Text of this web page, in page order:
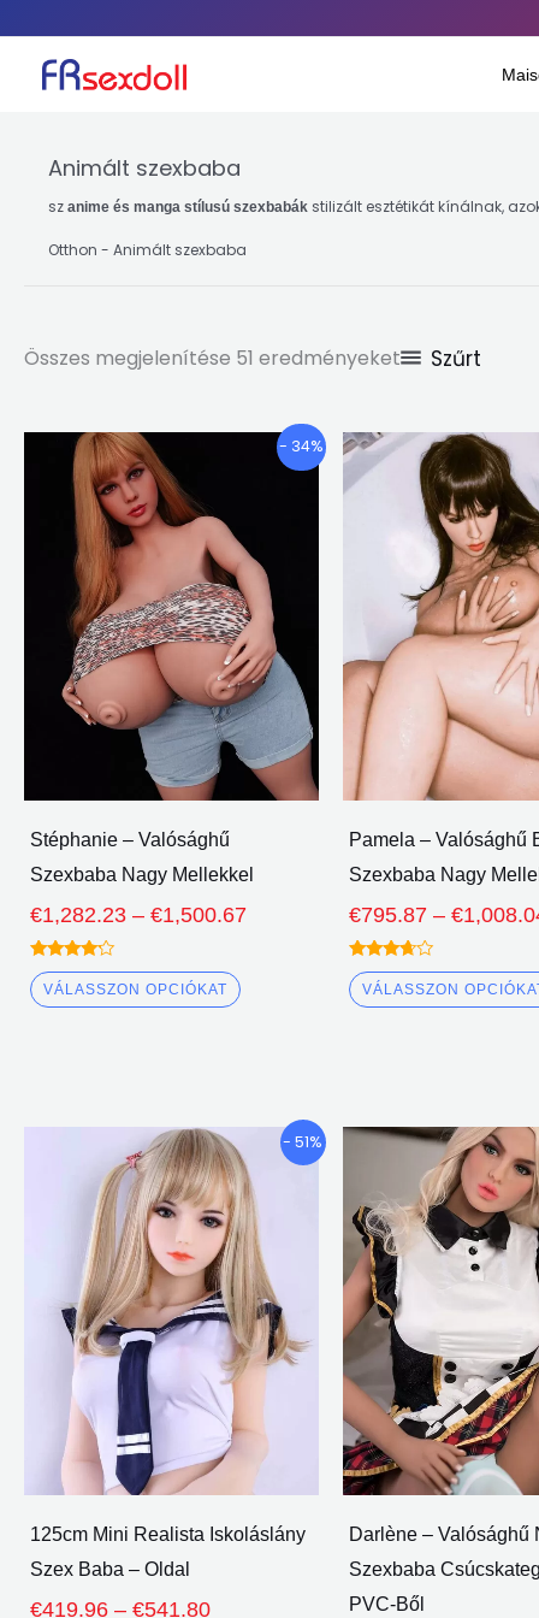
tartalomra
Animált szexbaba
sz anime és manga stílusú szexbabák stilizált esztétikát kínálnak,
Otthon - Animált szexbaba
Összes megjelenítése 51 eredményeket Szűrt
- 34%
Stéphanie – Valósághű
Szexbaba Nagy Mellekkel
€1,282.23 – €1,500.67
Árkategória:
€1,282.23
Névleges
4.00
ki 5
VÁLASSZON OPCIÓKAT
Ennek
több
változata
van.
A
lehetőségeket
a
termékoldalon
lehet
Pamela – Valósághű
Szexbaba Nagy
€795.87 – €
Névleges
3.50
ki 5
VÁLASSZON
- 51%
125cm Mini Realista Iskoláslány
Szex Baba – Oldal
€419.96 – €541.80
Árkategória:
€419.96
keresztül
€541.80
Ennek
a
terméknek
több
változata
van.
A
lehetőségeket
a
termékoldalon
lehet
választani
Darlène – Valósághű
Szexbaba
PVC-Ből